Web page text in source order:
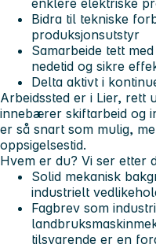
enklere elektriske
Bidra til tekniske
produksjonsutstyr
Samarbeide tett
nedetid og sikre
Delta aktivt i
Arbeidssted er i Lier, rett
innebærer skiftarbeid og
er så snart som mulig,
oppsigelsestid.
Hvem er du? Vi ser etter
Solid mekanisk
industrielt
Fagbrev som
tilsvarende er en